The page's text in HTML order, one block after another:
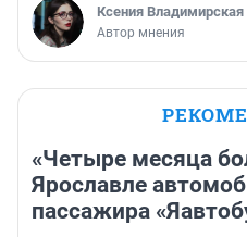
Ксения Владимирская
Автор мнения
«Четыре месяца
Ярославле
пассажира